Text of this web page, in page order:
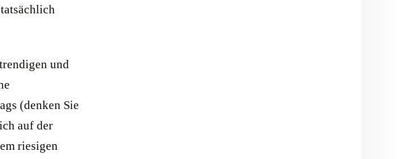
und
(denken Sie
auf der
riesigen